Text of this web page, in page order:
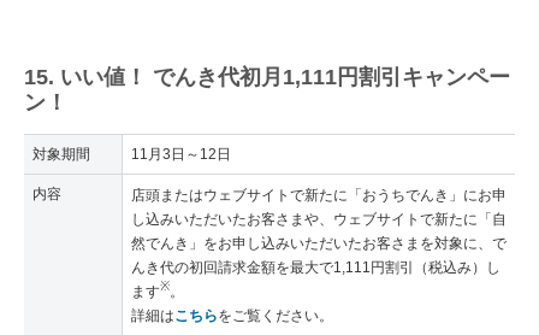
15. いい値！ でんき代初月1,111円割引キャンペー
ン！
対象期間 11月3日～12日
内容
店頭またはウェブサイトで新たに「おうちでんき」にお申
し込みいただいたお客さまや、ウェブサイトで新たに「自
然でんき」をお申し込みいただいたお客さまを対象に、で
んき代の初回請求金額を最大で1,111円割引（税込み）し
ます※。
詳細はこちらをご覧ください。